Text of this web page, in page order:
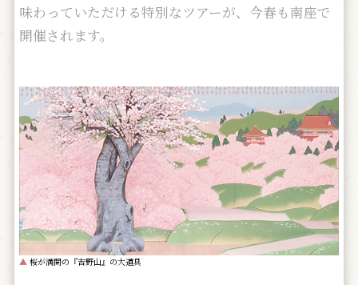
味わっていただける特別なツアーが、今春も南座で
開催されます。
▲ 桜が満開の『吉野山』の大道具